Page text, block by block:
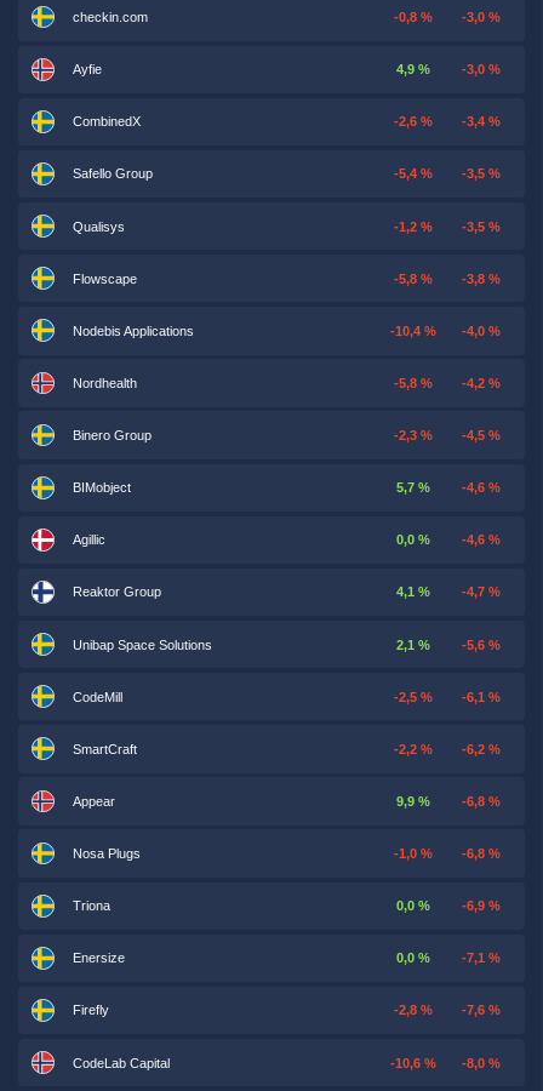
checkin.com -0,8 % -3,0 %
Ayfie 4,9 % -3,0 %
CombinedX -2,6 % -3,4 %
Safello Group -5,4 % -3,5 %
Qualisys -1,2 % -3,5 %
Flowscape -5,8 % -3,8 %
Nodebis Applications -10,4 % -4,0 %
Nordhealth -5,8 % -4,2 %
Binero Group -2,3 % -4,5 %
BIMobject 5,7 % -4,6 %
Agillic 0,0 % -4,6 %
Reaktor Group 4,1 % -4,7 %
Unibap Space Solutions 2,1 % -5,6 %
CodeMill -2,5 % -6,1 %
SmartCraft -2,2 % -6,2 %
Appear 9,9 % -6,8 %
Nosa Plugs -1,0 % -6,8 %
Triona 0,0 % -6,9 %
Enersize 0,0 % -7,1 %
Firefly -2,8 % -7,6 %
CodeLab Capital -10,6 % -8,0 %